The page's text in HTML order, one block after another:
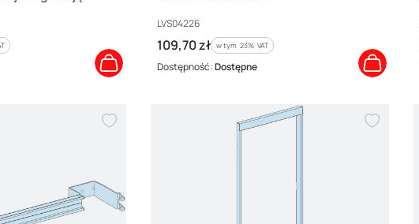
Kod producenta
LVS04226
Cena brutto
109,70 zł w tym %s VAT
w tym 23% VAT
Dostępność:Dostępne